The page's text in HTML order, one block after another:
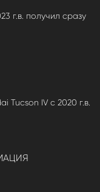
г.в. получил сразу
Tucson IV c 2020 г.в.